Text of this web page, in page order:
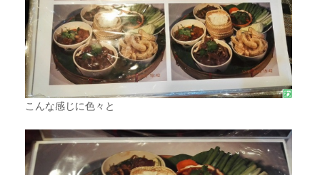
こんな感じに色々と